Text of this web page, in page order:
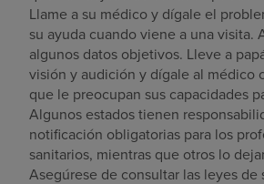
Llame a su médico y dígale el
su ayuda cuando viene a una visita.
algunos datos objetivos. Lleve a
visión y audición y dígale al médico
que le preocupan sus capacidades
Algunos estados tienen
notificación obligatorias para los
sanitarios, mientras que otros lo
Asegúrese de consultar las leyes de